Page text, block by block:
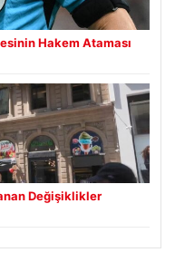
Hakem Ataması
Değişiklikler